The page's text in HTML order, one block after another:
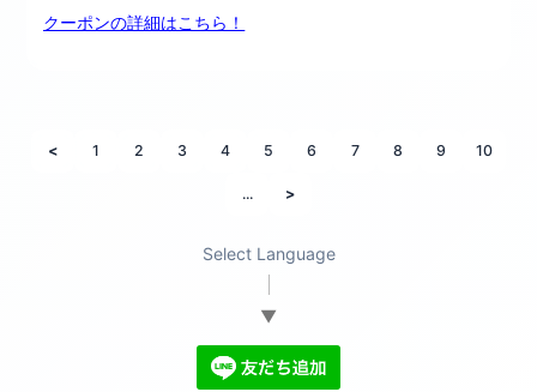
クーポンの詳細はこちら！
< 1 2 3 4 5 6 7 8 9 10
... >
Select Language
▼